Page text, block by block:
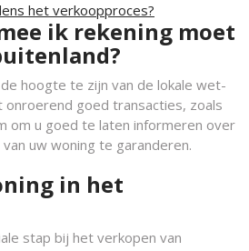
het verkoopproces?
ik rekening moet
hoogte te zijn van de lokale wet-
goed transacties, zoals
om u goed te laten informeren over
uw woning te garanderen.
in het
stap bij het verkopen van